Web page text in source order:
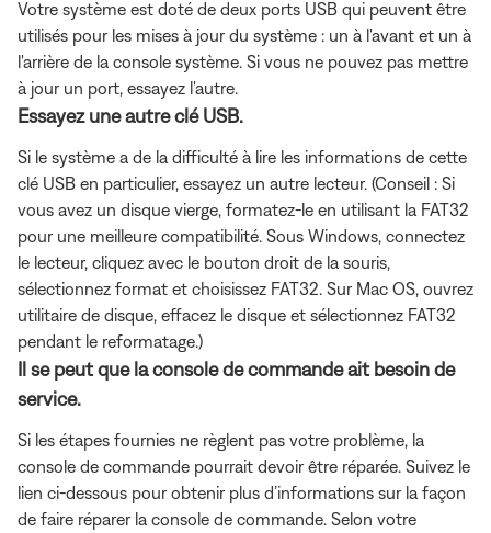
Votre système est doté de deux ports USB qui peuvent être
utilisés pour les mises à jour du système : un à l'avant et un à
l'arrière de la console système. Si vous ne pouvez pas mettre
à jour un port, essayez l'autre.
Essayez une autre clé USB.
Si le système a de la difficulté à lire les informations de cette
clé USB en particulier, essayez un autre lecteur. (Conseil : Si
vous avez un disque vierge, formatez-le en utilisant la FAT32
pour une meilleure compatibilité. Sous Windows, connectez
le lecteur, cliquez avec le bouton droit de la souris,
sélectionnez format et choisissez FAT32. Sur Mac OS, ouvrez
utilitaire de disque, effacez le disque et sélectionnez FAT32
pendant le reformatage.)
Il se peut que la console de commande ait besoin de
service.
Si les étapes fournies ne règlent pas votre problème, la
console de commande pourrait devoir être réparée. Suivez le
lien ci-dessous pour obtenir plus d’informations sur la façon
de faire réparer la console de commande. Selon votre